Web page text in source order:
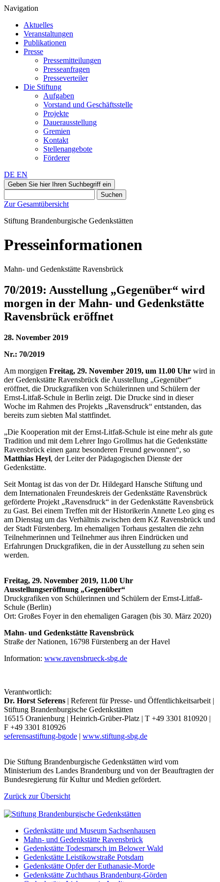
Navigation
Aktuelles
Veranstaltungen
Publikationen
Presse
Pressemitteilungen
Presseanfragen
Presseverteiler
Die Stiftung
Aufgaben
Vorstand und Geschäftsstelle
Projekte
Dauerausstellung
Gremien
Kontakt
Stellenangebote
Förderer
DE EN
Geben Sie hier Ihren Suchbegriff ein
Suchen
Zur Gesamtübersicht
Stiftung Brandenburgische Gedenkstätten
Presseinformationen
Mahn- und Gedenkstätte Ravensbrück
70/2019: Ausstellung „Gegenüber“ wird
morgen in der Mahn- und Gedenkstätte
Ravensbrück eröffnet
28. November 2019
Nr.: 70/2019
Am morgigen Freitag, 29. November 2019, um 11.00 Uhr wird in
der Gedenkstätte Ravensbrück die Ausstellung „Gegenüber“
eröffnet, die Druckgrafiken von Schülerinnen und Schülern der
Ernst-Litfaß-Schule in Berlin zeigt. Die Drucke sind in dieser
Woche im Rahmen des Projekts „Ravensdruck“ entstanden, das
bereits zum siebten Mal stattfindet.
„Die Kooperation mit der Ernst-Litfaß-Schule ist eine mehr als gute
Tradition und mit dem Lehrer Ingo Grollmus hat die Gedenkstätte
Ravensbrück einen ganz besonderen Freund gewonnen“, so
Matthias Heyl, der Leiter der Pädagogischen Dienste der
Gedenkstätte.
Seit Montag ist das von der Dr. Hildegard Hansche Stiftung und
dem Internationalen Freundeskreis der Gedenkstätte Ravensbrück
geförderte Projekt „Ravensdruck“ in der Gedenkstätte Ravensbrück
zu Gast. Bei einem Treffen mit der Historikerin Annette Leo ging es
am Dienstag um das Verhältnis zwischen dem KZ Ravensbrück und
der Stadt Fürstenberg. Im ehemaligen Torhaus gestalten die zehn
Teilnehmerinnen und Teilnehmer aus ihren Eindrücken und
Erfahrungen Druckgrafiken, die in der Ausstellung zu sehen sein
werden.
Freitag, 29. November 2019, 11.00 Uhr
Ausstellungseröffnung „Gegenüber“
Druckgrafiken von Schülerinnen und Schülern der Ernst-Litfaß-
Schule (Berlin)
Ort: Großes Foyer in den ehemaligen Garagen (bis 30. März 2020)
Mahn- und Gedenkstätte Ravensbrück
Straße der Nationen, 16798 Fürstenberg an der Havel
Information: www.ravensbrueck-sbg.de
Verantwortlich:
Dr. Horst Seferens | Referent für Presse- und Öffentlichkeitsarbeit |
Stiftung Brandenburgische Gedenkstätten
16515 Oranienburg | Heinrich-Grüber-Platz | T +49 3301 810920 |
F +49 3301 810926
seferensastiftung-bgode | www.stiftung-sbg.de
Die Stiftung Brandenburgische Gedenkstätten wird vom
Ministerium des Landes Brandenburg und von der Beauftragten der
Bundesregierung für Kultur und Medien gefördert.
Zurück zur Übersicht
Gedenkstätte und Museum Sachsenhausen
Mahn- und Gedenkstätte Ravensbrück
Gedenkstätte Todesmarsch im Belower Wald
Gedenkstätte Leistikowstraße Potsdam
Gedenkstätte Opfer der Euthanasie-Morde
Gedenkstätte Zuchthaus Brandenburg-Görden